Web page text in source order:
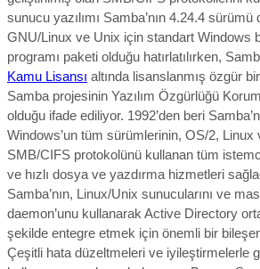
sunucu yazılımı Samba’nın 4.24.4
GNU/Linux ve Unix için standart Windows
programı paketi olduğu hatırlatılırken,
Kamu Lisansı altında lisanslanmış özgür
Samba projesinin Yazılım Özgürlüğü
olduğu ifade ediliyor. 1992’den beri
Windows’un tüm sürümlerinin, OS/2, Linux
SMB/CIFS protokolünü kullanan tüm
ve hızlı dosya ve yazdırma hizmetleri
Samba’nın, Linux/Unix sunucularını ve
daemon’unu kullanarak Active Directory
şekilde entegre etmek için önemli bir bileşen
Çeşitli hata düzeltmeleri ve iyileştirmelerle